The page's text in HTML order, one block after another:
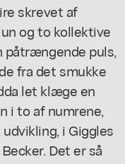
skrevet af
og to kollektive
påtrængende puls,
fra det smukke
let klæge en
i to af numrene,
i Giggles
Det er så